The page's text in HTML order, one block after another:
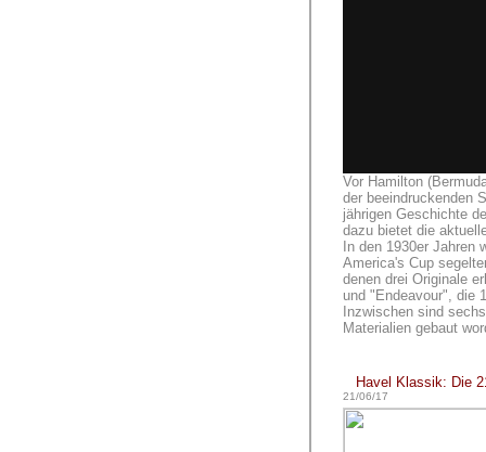
Vor Hamilton
der beeindruckenden
jährigen Geschichte
dazu bietet die
In den 1930er Jahren
America's Cup
denen drei Originale
und "Endeavour", die
Inzwischen sind
Materialien gebaut
Havel Klassik: Die
21/06/17